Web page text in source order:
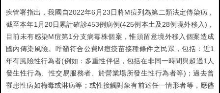
疾管署指出，我國自2022年6月23日將M痘列為第二類法定傳染病，
截至本年1月20日累計確診453例病例(425例本土及28例境外移入)，
目前未有感染M痘第1分支病毒株個案，惟須留意境外移入個案造成
國內傳染風險。呼籲符合公費M痘疫苗接種條件之民眾，包括：近1
年有風險性行為者(例如：多重性伴侶，包括在非同一時間與超過1人
發生性行為、性交易服務者、於營業場所發生性行為者等)；過去曾
罹患性病如梅毒或淋病等；或性接觸對象有前述任一情形者等，應儘